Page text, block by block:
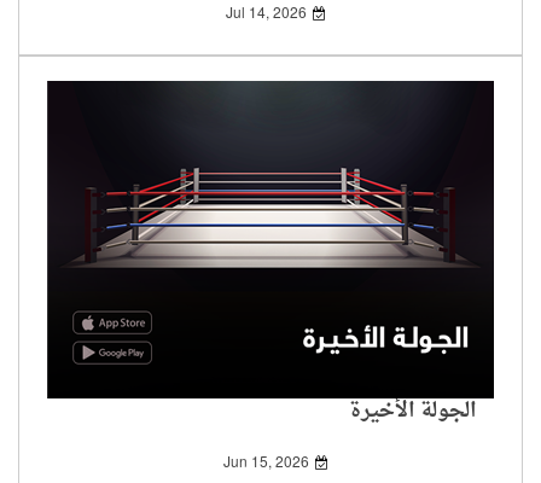
Jul 14, 2026
الجولة الأخيرة
Jun 15, 2026